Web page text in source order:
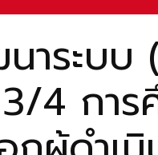
าระบบ
4 การ